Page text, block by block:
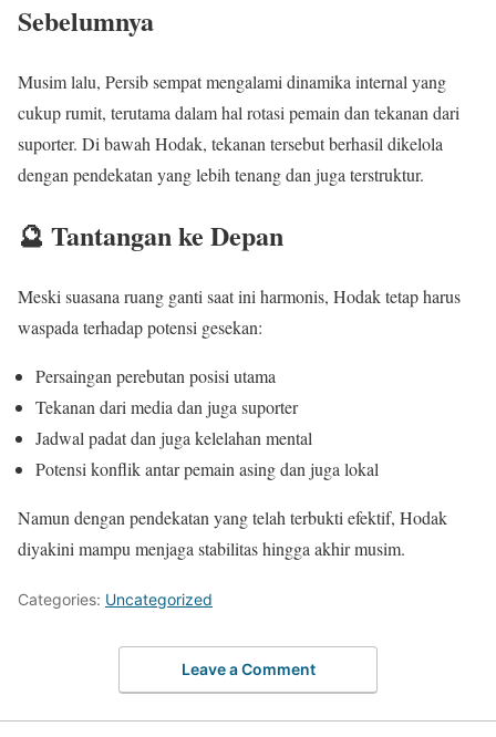
Sebelumnya
Musim lalu, Persib sempat mengalami dinamika internal yang
cukup rumit, terutama dalam hal rotasi pemain dan tekanan dari
suporter. Di bawah Hodak, tekanan tersebut berhasil dikelola
dengan pendekatan yang lebih tenang dan juga terstruktur.
🔮 Tantangan ke Depan
Meski suasana ruang ganti saat ini harmonis, Hodak tetap harus
waspada terhadap potensi gesekan:
Persaingan perebutan posisi utama
Tekanan dari media dan juga suporter
Jadwal padat dan juga kelelahan mental
Potensi konflik antar pemain asing dan juga lokal
Namun dengan pendekatan yang telah terbukti efektif, Hodak
diyakini mampu menjaga stabilitas hingga akhir musim.
Categories: Uncategorized
Leave a Comment